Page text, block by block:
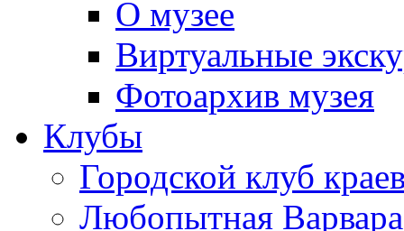
О музее
Виртуальные
Фотоархив музея
Клубы
Городской клуб
Любопытная Варвара